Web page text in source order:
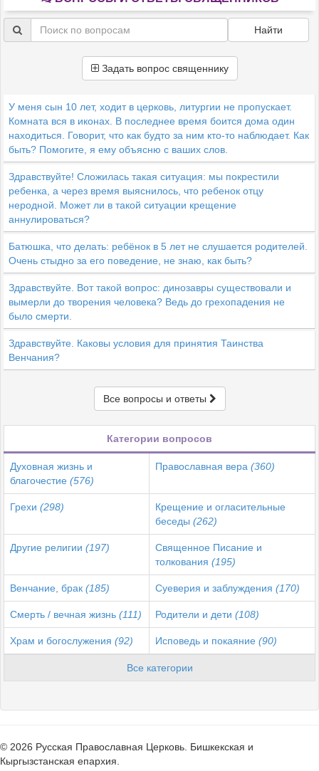
Найти
Задать вопрос священнику
У меня сын 10 лет, ходит в церковь, литургии не пропускает.
Комната вся в иконах. В последнее время боится дома один
находиться. Говорит, что как будто за ним кто-то наблюдает. Как
быть? Помогите, я ему объясню с ваших слов.
Здравствуйте! Сложилась такая ситуация: мы покрестили
ребенка, а через время выяснилось, что ребенок отцу
неродной. Может ли в такой ситуации крещение
аннулироваться?
Батюшка, что делать: ребёнок в 5 лет не слушается родителей.
Очень стыдно за его поведение, не знаю, как быть?
Здравствуйте. Вот такой вопрос: динозавры существовали и
вымерли до творения человека? Ведь до грехопадения не
было смерти.
Здравствуйте. Каковы условия для принятия Таинства
Венчания?
Все вопросы и ответы
Категории вопросов
Духовная жизнь и
благочестие (576)
Православная вера (360)
Грехи (298)
Крещение и огласительные
беседы (262)
Другие религии (197)
Священное Писание и
толкования (195)
Венчание, брак (185) Суеверия и заблуждения (170)
Смерть / вечная жизнь (111) Родители и дети (108)
Храм и богослужения (92) Исповедь и покаяние (90)
Все категории
© 2026 Русская Православная Церковь. Бишкекская и
Кыргызстанская епархия.